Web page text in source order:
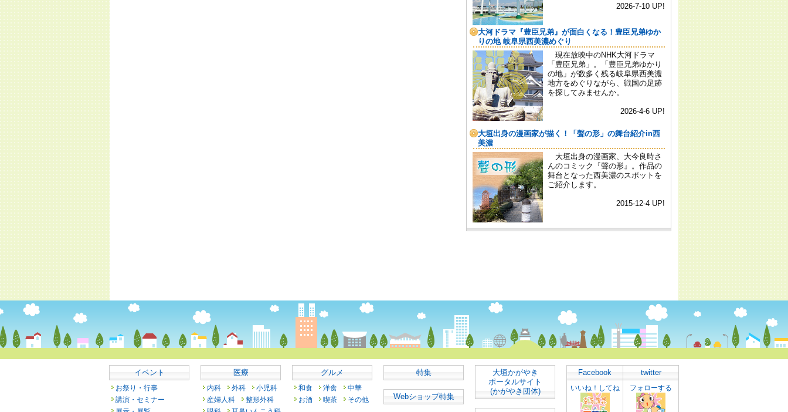
イベント
お祭り・行事
講演・セミナー
医療
内科 外科
小児科
産婦人科
整形外科
グルメ
和食 洋食
中華
お酒
喫茶 その他
特集
Webショップ特集
大垣かがやき
ポータルサイト
(かがやき団体)
Facebook
いいね！してね
twitter
フォローする